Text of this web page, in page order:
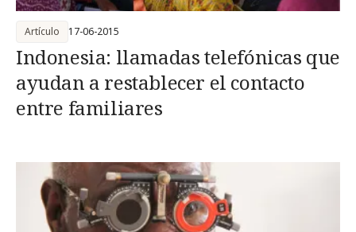
Indonesia: llamadas telefónicas que
ayudan a restablecer el contacto
entre familiares
Artículo 17-06-2015